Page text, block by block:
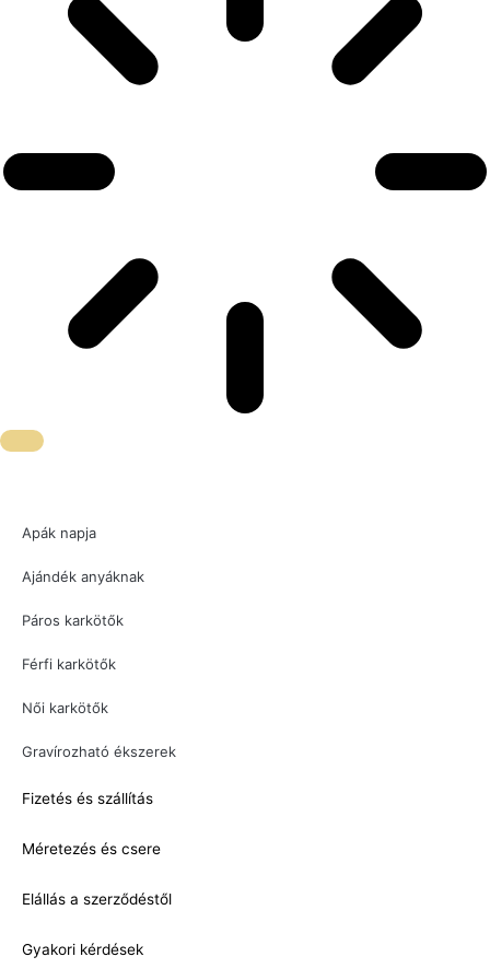
Apák napja
Ajándék anyáknak
Páros karkötők
Férfi karkötők
Női karkötők
Gravírozható ékszerek
Fizetés és szállítás
Méretezés és csere
Elállás a szerződéstől
Gyakori kérdések